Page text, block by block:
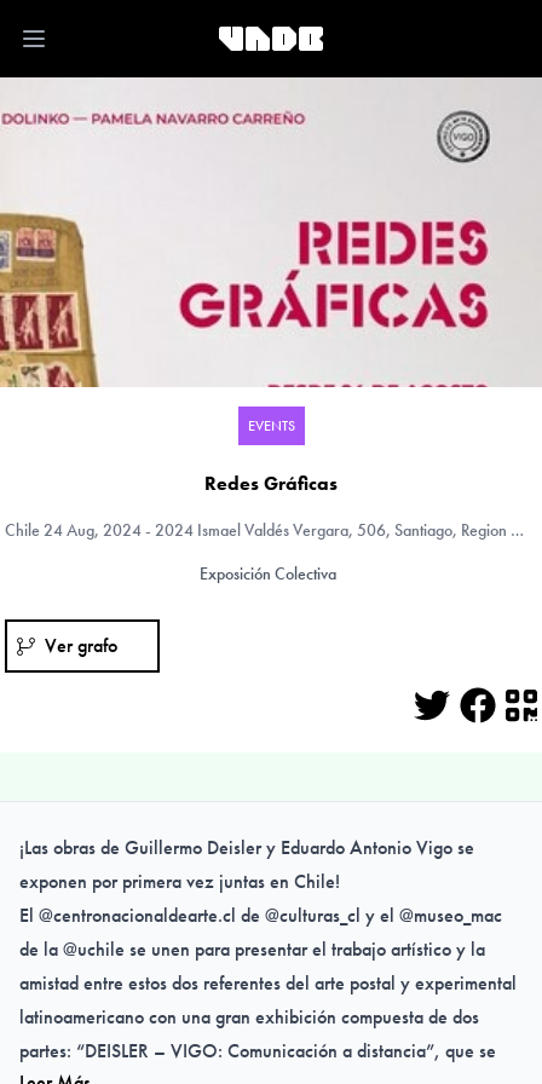
Open main menu
EVENTS
Redes Gráficas
Chile 24 Aug, 2024 - 2024 Ismael Valdés Vergara, 506, Santiago, Region Metropolitana (RM), Chile
Exposición Colectiva
Ver grafo
¡Las obras de Guillermo Deisler y Eduardo Antonio Vigo se
exponen por primera vez juntas en Chile!
El @centronacionaldearte.cl de @culturas_cl y el @museo_mac
de la @uchile se unen para presentar el trabajo artístico y la
amistad entre estos dos referentes del arte postal y experimental
latinoamericano con una gran exhibición compuesta de dos
partes: “DEISLER – VIGO: Comunicación a distancia”, que se